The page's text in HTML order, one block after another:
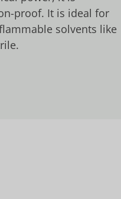
proof. It is ideal for
solvents like